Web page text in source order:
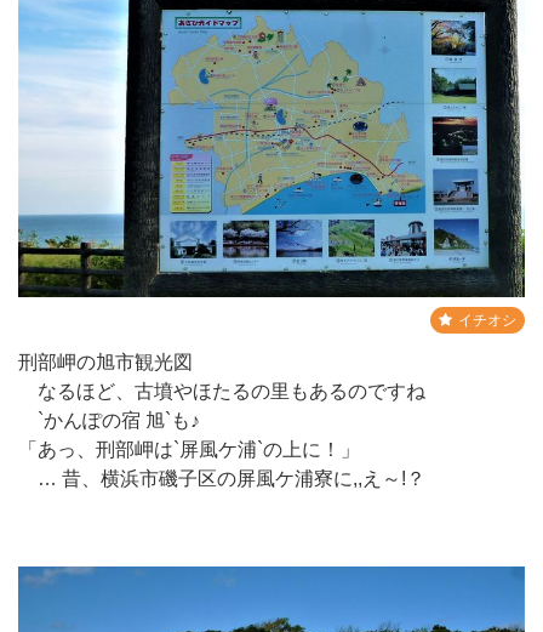
イチオシ
刑部岬の旭市観光図
なるほど、古墳やほたるの里もあるのですね
`かんぽの宿 旭`も♪
「あっ、刑部岬は`屏風ケ浦`の上に！」
… 昔、横浜市磯子区の屏風ケ浦寮に,,え～!？